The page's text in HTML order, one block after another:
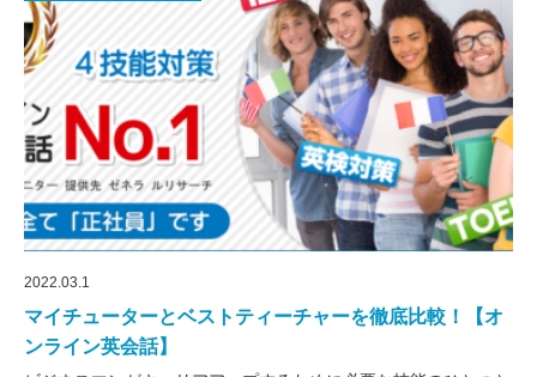
2022.03.1
マイチューターとベストティーチャーを徹底比較！【オ
ンライン英会話】